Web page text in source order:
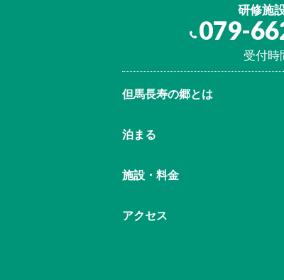
研修施
079-
受付時
但馬⾧寿の郷とは
泊まる
施設・料金
アクセス